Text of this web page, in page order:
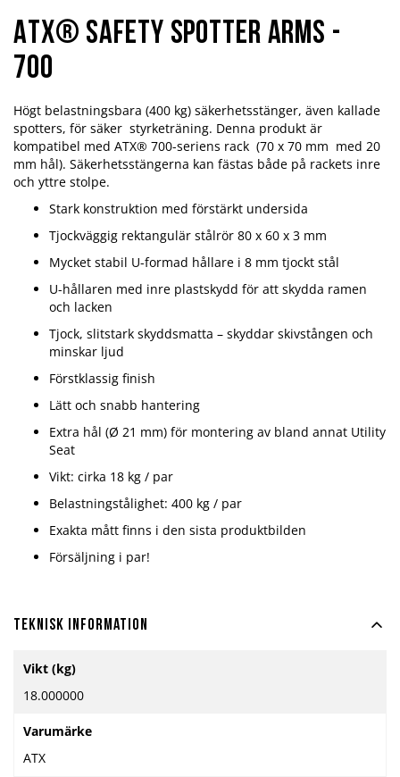
ATX® Safety Spotter Arms -
700
Högt belastningsbara (400 kg) säkerhetsstänger, även kallade
spotters, för säker styrketräning. Denna produkt är
kompatibel med ATX® 700-seriens rack (70 x 70 mm med 20
mm hål). Säkerhetsstängerna kan fästas både på rackets inre
och yttre stolpe.
Stark konstruktion med förstärkt undersida
Tjockväggig rektangulär stålrör 80 x 60 x 3 mm
Mycket stabil U-formad hållare i 8 mm tjockt stål
U-hållaren med inre plastskydd för att skydda ramen
och lacken
Tjock, slitstark skyddsmatta – skyddar skivstången och
minskar ljud
Förstklassig finish
Lätt och snabb hantering
Extra hål (Ø 21 mm) för montering av bland annat Utility
Seat
Vikt: cirka 18 kg / par
Belastningstålighet: 400 kg / par
Exakta mått finns i den sista produktbilden
Försäljning i par!
Teknisk information
information
Vikt (kg)
18.000000
Varumärke
ATX